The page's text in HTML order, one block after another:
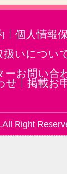
個人情報
扱いについ
ーお問い合
せ
掲載お
Right